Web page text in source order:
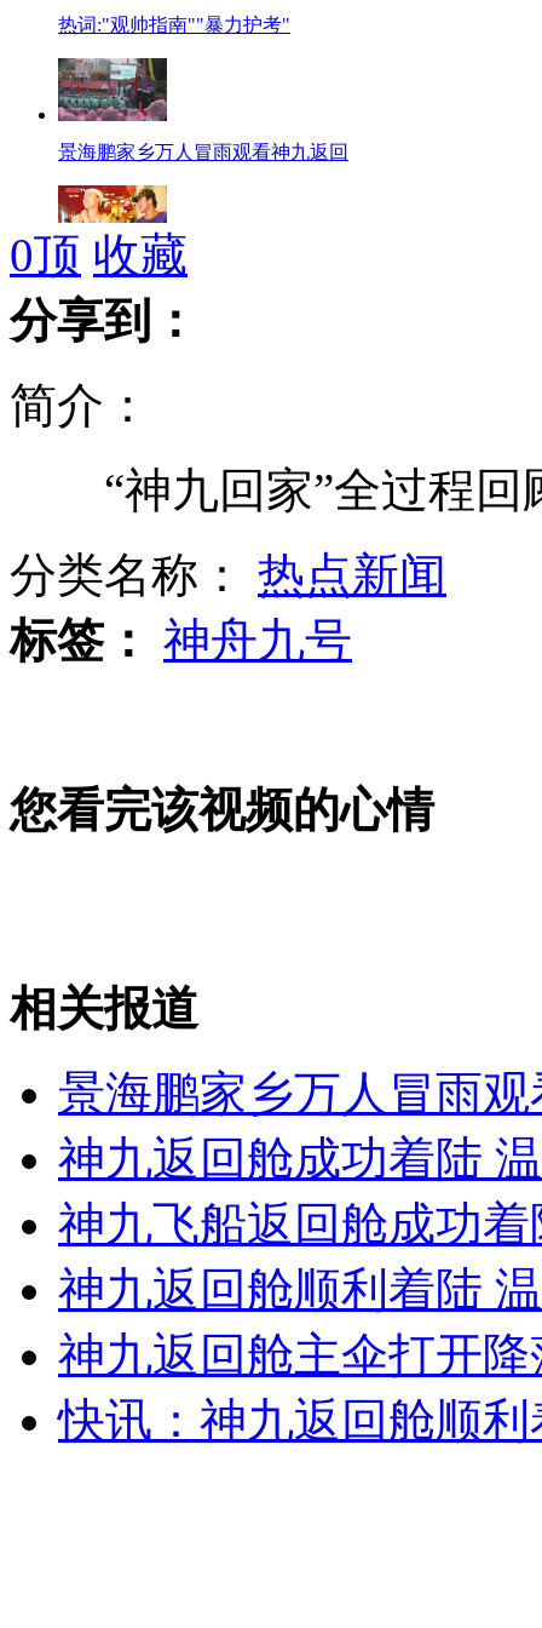
热词:"观帅指南""暴力护考"
景海鹏家乡万人冒雨观看神九返回
女子冒充高干子女骗明星5800余万
澳大利亚卧底女警成选美皇后
"一元免征"触动民众"减税"神经
热词："非户籍单身限购" "六次伸脚"
山西运城恶犬咬伤多人 警民合力深夜将其击毙
女孩北京地铁殴打老人 痛下狠手拳打脚踢
无痛分娩是否安全 医生回应
外交部：反对强权政治霸凌主义
外交部：有关国家言论片面不公正
0顶 收藏
分享到：
简介：
“神九回家”全过程回
分类名称： 热点新闻
标签： 神舟九号
您看完该视频的心情
相关报道
景海鹏家乡万人冒雨
神九返回舱成功着陆
神九飞船返回舱成功
神九返回舱顺利着陆
神九返回舱主伞打开
快讯：神九返回舱顺